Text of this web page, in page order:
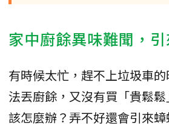
家中廚餘異味難聞，
有時候太忙，趕不上垃圾車
法丟廚餘，又沒有買「貴鬆
該怎麼辦？弄不好還會引來